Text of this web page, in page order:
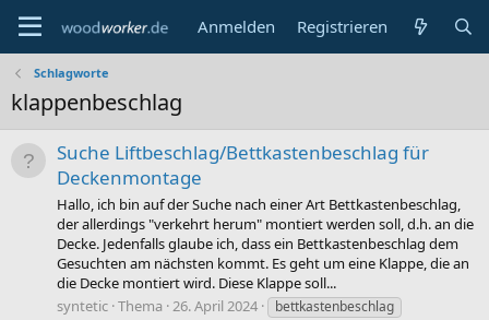
Anmelden Registrieren
Schlagworte
klappenbeschlag
Suche Liftbeschlag/Bettkastenbeschlag für
Deckenmontage
Hallo, ich bin auf der Suche nach einer Art Bettkastenbeschlag,
der allerdings "verkehrt herum" montiert werden soll, d.h. an die
Decke. Jedenfalls glaube ich, dass ein Bettkastenbeschlag dem
Gesuchten am nächsten kommt. Es geht um eine Klappe, die an
die Decke montiert wird. Diese Klappe soll...
syntetic Thema 26. April 2024
bettkastenbeschlag